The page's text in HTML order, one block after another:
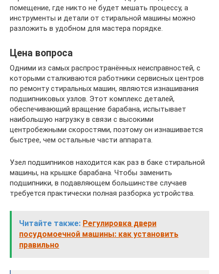
помещение, где никто не будет мешать процессу, а
инструменты и детали от стиральной машины можно
разложить в удобном для мастера порядке.
Цена вопроса
Одними из самых распространённых неисправностей, с
которыми сталкиваются работники сервисных центров
по ремонту стиральных машин, являются изнашивания
подшипниковых узлов. Этот комплекс деталей,
обеспечивающий вращение барабана, испытывает
наибольшую нагрузку в связи с высокими
центробежными скоростями, поэтому он изнашивается
быстрее, чем остальные части аппарата.
Узел подшипников находится как раз в баке стиральной
машины, на крышке барабана. Чтобы заменить
подшипники, в подавляющем большинстве случаев
требуется практически полная разборка устройства.
Читайте также: Регулировка двери
посудомоечной машины: как установить
правильно